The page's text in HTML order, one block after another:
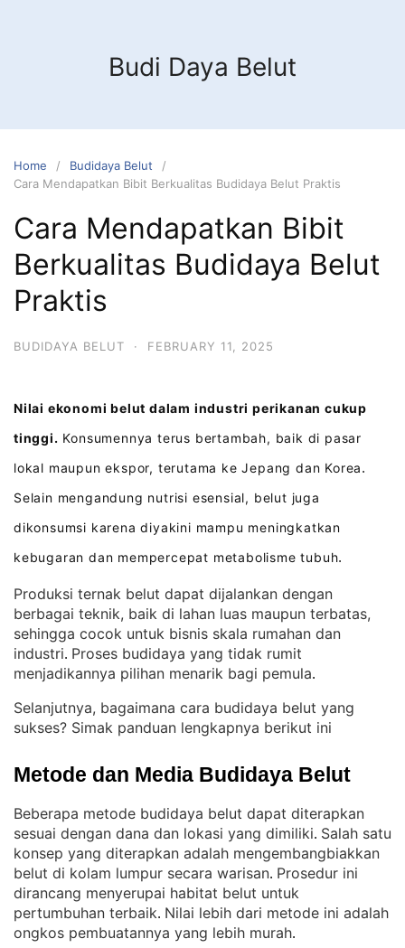
Budi Daya Belut
Home
Budidaya Belut
Cara Mendapatkan Bibit Berkualitas Budidaya Belut Praktis
Cara Mendapatkan Bibit
Berkualitas Budidaya Belut
Praktis
BUDIDAYA BELUT · FEBRUARY 11, 2025
Nilai ekonomi belut dalam industri perikanan cukup
tinggi. Konsumennya terus bertambah, baik di pasar
lokal maupun ekspor, terutama ke Jepang dan Korea.
Selain mengandung nutrisi esensial, belut juga
dikonsumsi karena diyakini mampu meningkatkan
kebugaran dan mempercepat metabolisme tubuh.
Produksi ternak belut dapat dijalankan dengan
berbagai teknik, baik di lahan luas maupun terbatas,
sehingga cocok untuk bisnis skala rumahan dan
industri. Proses budidaya yang tidak rumit
menjadikannya pilihan menarik bagi pemula.
Selanjutnya, bagaimana cara budidaya belut yang
sukses? Simak panduan lengkapnya berikut ini
Metode dan Media Budidaya Belut
Beberapa metode budidaya belut dapat diterapkan
sesuai dengan dana dan lokasi yang dimiliki. Salah satu
konsep yang diterapkan adalah mengembangbiakkan
belut di kolam lumpur secara warisan. Prosedur ini
dirancang menyerupai habitat belut untuk
pertumbuhan terbaik. Nilai lebih dari metode ini adalah
ongkos pembuatannya yang lebih murah.